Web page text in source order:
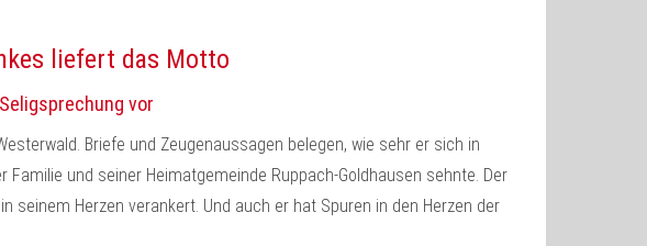
liefert das Motto
vor
Briefe und Zeugenaussagen belegen, wie sehr er sich in
und seiner Heimatgemeinde Ruppach-Goldhausen sehnte. Der
seinem Herzen verankert. Und auch er hat Spuren in den Herzen der